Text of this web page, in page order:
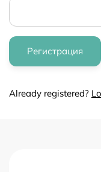
Already registered?